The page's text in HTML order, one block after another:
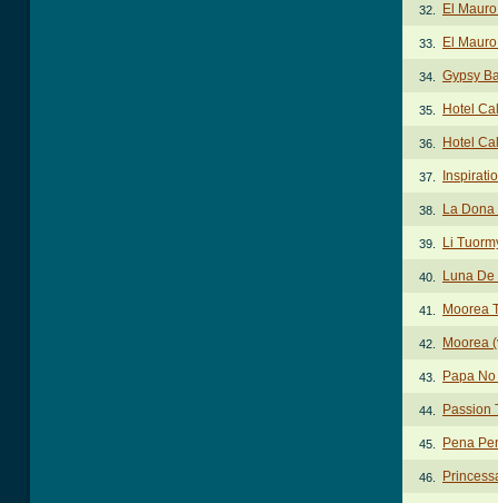
32. El
33. El
34. Gypsy
35. Hotel
36. Hotel
37.
38. La
39. Li
40. Luna
41. Moorea
42. Moorea
43. Papa
44. Passion
45. Pena
46.